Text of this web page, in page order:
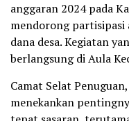
anggaran 2024 pada
mendorong partisipasi
dana desa. Kegiatan
berlangsung di Aula
Camat Selat
menekankan